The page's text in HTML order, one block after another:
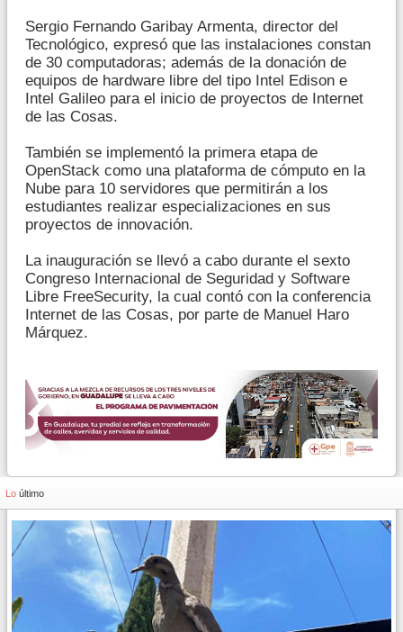
Sergio Fernando Garibay Armenta, director del
Tecnológico, expresó que las instalaciones constan
de 30 computadoras; además de la donación de
equipos de hardware libre del tipo Intel Edison e
Intel Galileo para el inicio de proyectos de Internet
de las Cosas.
También se implementó la primera etapa de
OpenStack como una plataforma de cómputo en la
Nube para 10 servidores que permitirán a los
estudiantes realizar especializaciones en sus
proyectos de innovación.
La inauguración se llevó a cabo durante el sexto
Congreso Internacional de Seguridad y Software
Libre FreeSecurity, la cual contó con la conferencia
Internet de las Cosas, por parte de Manuel Haro
Márquez.
Lo último